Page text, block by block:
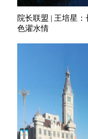
院长联盟 | 王培星
色濯水情